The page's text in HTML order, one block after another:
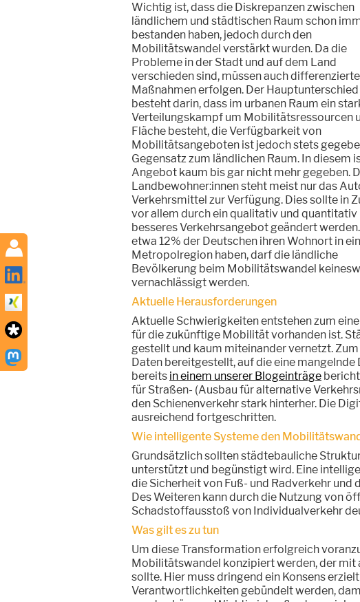
Wichtig ist, dass die Diskrepanzen zwischen
ländlichem und städtischen Raum schon
bestanden haben, jedoch durch den
Mobilitätswandel verstärkt wurden. Da die
Probleme in der Stadt und auf dem Land
verschieden sind, müssen auch differenzierte
Maßnahmen erfolgen. Der Hauptunterschied
besteht darin, dass im urbanen Raum ein
Verteilungskampf um Mobilitätsressourcen
Fläche besteht, die Verfügbarkeit von
Mobilitätsangeboten ist jedoch stets
Gegensatz zum ländlichen Raum. In diesem
Angebot kaum bis gar nicht mehr gegeben.
Landbewohner:innen steht meist nur das
Verkehrsmittel zur Verfügung. Dies sollte in
vor allem durch ein qualitativ und quantitativ
besseres Verkehrsangebot geändert
etwa 12% der Deutschen ihren Wohnort in
Metropolregion haben, darf die ländliche
Bevölkerung beim Mobilitätswandel
vernachlässigt werden.
Aktuelle Herausforderungen
Aktuelle Schwierigkeiten entstehen zum
für die zukünftige Mobilität vorhanden ist.
gestellt und kaum miteinander vernetzt.
Daten bereitgestellt, auf die eine
bereits in einem unserer Blogeinträge
für Straßen- (Ausbau für alternative
den Schienenverkehr stark hinterher. Die
ausreichend fortgeschritten.
Wie intelligente Systeme den
Grundsätzlich sollten städtebauliche
unterstützt und begünstigt wird. Eine
die Sicherheit von Fuß- und Radverkehr und
Des Weiteren kann durch die Nutzung von
Schadstoffausstoß von Individualverkehr
Was gilt es zu tun
Um diese Transformation erfolgreich
Mobilitätswandel konzipiert werden, der
sollte. Hier muss dringend ein Konsens
Verantwortlichkeiten gebündelt werden,